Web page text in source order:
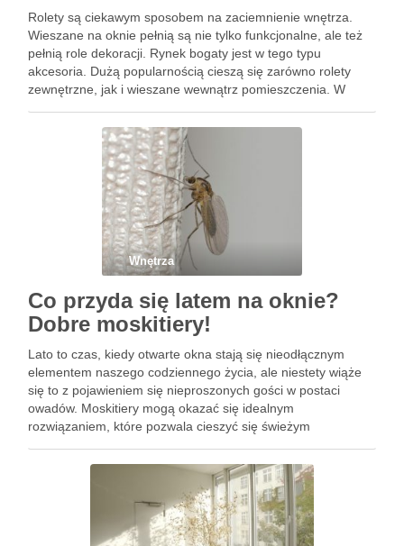
Rolety są ciekawym sposobem na zaciemnienie wnętrza.
Wieszane na oknie pełnią są nie tylko funkcjonalne, ale też
pełnią role dekoracji. Rynek bogaty jest w tego typu
akcesoria. Dużą popularnością cieszą się zarówno rolety
zewnętrzne, jak i wieszane wewnątrz pomieszczenia. W
Odpowiednio dopasowane kolorystycznie wtopią …
Wnętrza
Co przyda się latem na oknie?
Dobre moskitiery!
Lato to czas, kiedy otwarte okna stają się nieodłącznym
elementem naszego codziennego życia, ale niestety wiąże
się to z pojawieniem się nieproszonych gości w postaci
owadów. Moskitiery mogą okazać się idealnym
rozwiązaniem, które pozwala cieszyć się świeżym
różnorodności dostępnych na rynku modeli, każdy …